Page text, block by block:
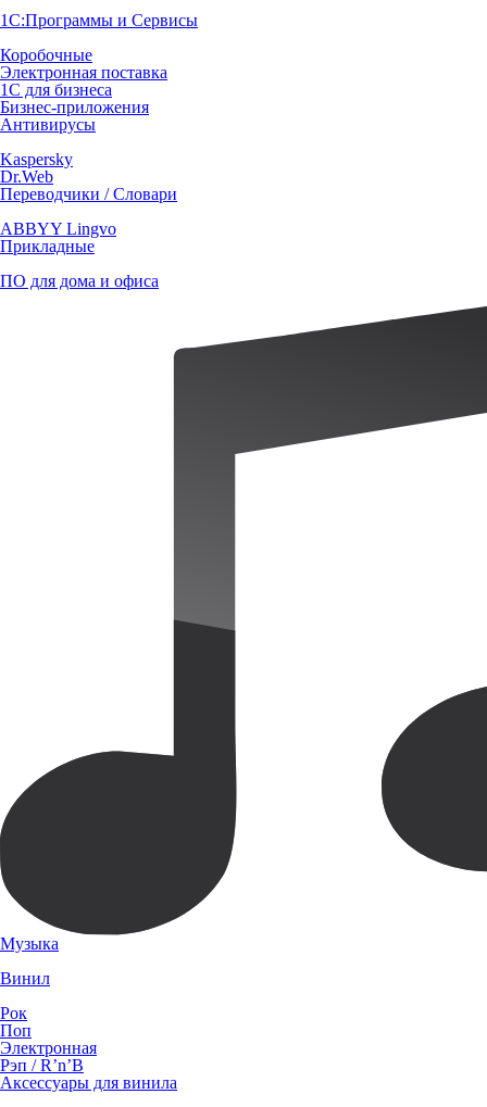
1С:Программы и Сервисы
Коробочные
Электронная поставка
1С для бизнеса
Бизнес-приложения
Антивирусы
Kaspersky
Dr.Web
Переводчики / Словари
ABBYY Lingvo
Прикладные
ПО для дома и офиса
Музыка
Винил
Рок
Поп
Электронная
Рэп / R’n’B
Аксессуары для винила